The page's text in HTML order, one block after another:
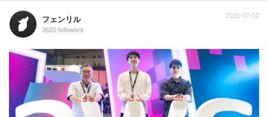
フェンリル
3620 followers
2026-07-02